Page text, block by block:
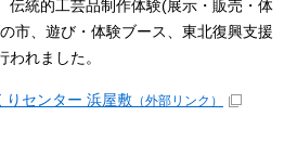
伝統的工芸品制作体験(展示・販売・体
市、遊び・体験ブース、東北復興支援
われました。
りセンター 浜屋敷 （外部リンク）